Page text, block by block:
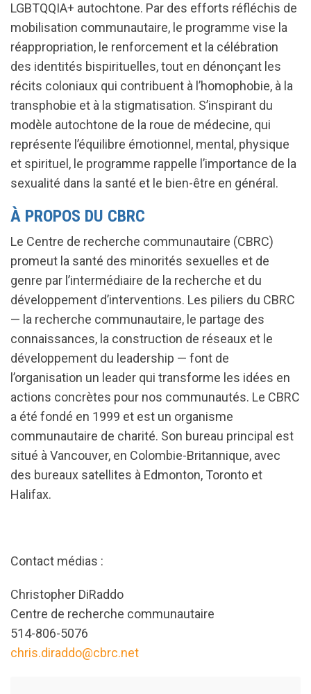
LGBTQQIA+ autochtone. Par des efforts réfléchis de
mobilisation communautaire, le programme vise la
réappropriation, le renforcement et la célébration
des identités bispirituelles, tout en dénonçant les
récits coloniaux qui contribuent à l’homophobie, à la
transphobie et à la stigmatisation. S’inspirant du
modèle autochtone de la roue de médecine, qui
représente l’équilibre émotionnel, mental, physique
et spirituel, le programme rappelle l’importance de la
sexualité dans la santé et le bien-être en général.
À PROPOS DU CBRC
Le Centre de recherche communautaire (CBRC)
promeut la santé des minorités sexuelles et de
genre par l’intermédiaire de la recherche et du
développement d’interventions. Les piliers du CBRC
— la recherche communautaire, le partage des
connaissances, la construction de réseaux et le
développement du leadership — font de
l’organisation un leader qui transforme les idées en
actions concrètes pour nos communautés. Le CBRC
a été fondé en 1999 et est un organisme
communautaire de charité. Son bureau principal est
situé à Vancouver, en Colombie-Britannique, avec
des bureaux satellites à Edmonton, Toronto et
Halifax.
Contact médias :
Christopher DiRaddo
Centre de recherche communautaire
514-806-5076
chris.diraddo@cbrc.net